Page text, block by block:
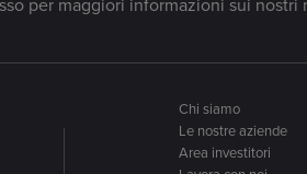
per maggiori informazioni sui
Chi siamo
Le nostre aziende
Area investitori